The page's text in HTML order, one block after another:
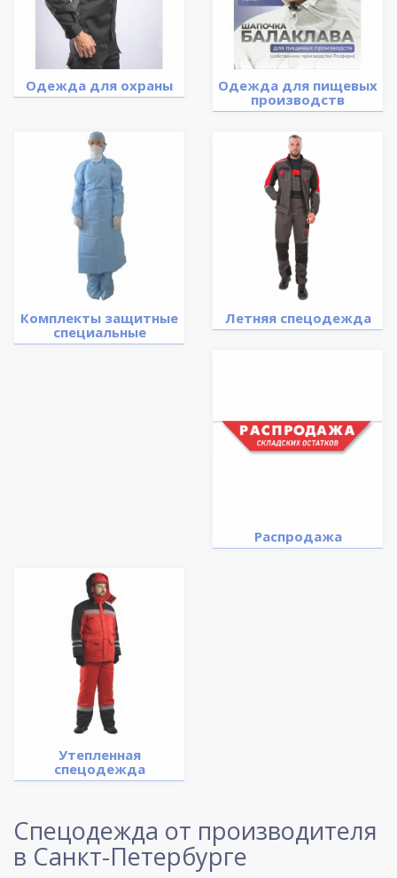
Одежда для охраны
Одежда для пищевых
производств
Комплекты защитные
специальные
Летняя спецодежда
Распродажа
Утепленная
спецодежда
Спецодежда от производителя
в Санкт-Петербурге